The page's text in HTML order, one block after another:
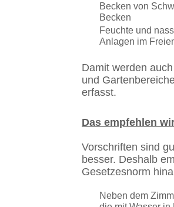
Becken von
Becken
Feuchte und
Anlagen im
Damit werden
und
erfasst.
Das empfehlen
Vorschriften sind
besser. Deshalb
Gesetzesnorm
Neben dem